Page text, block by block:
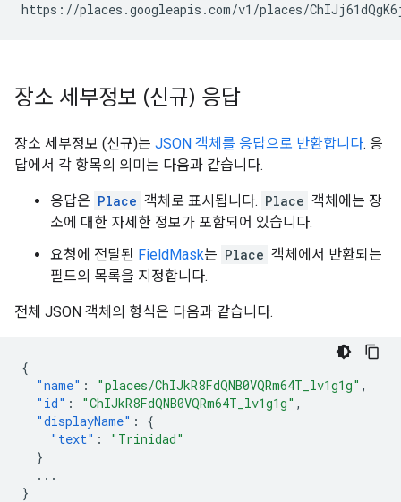
https://places.googleapis.com/v1/places/
장소 세부정보 (신규) 응답
장소 세부정보 (신규)는 JSON 객체를 응답으로 반환합니다. 응
답에서 각 항목의 의미는 다음과 같습니다.
응답은 Place 객체로 표시됩니다. Place 객체에는 장
소에 대한 자세한 정보가 포함되어 있습니다.
요청에 전달된 FieldMask는 Place 객체에서 반환되는
필드의 목록을 지정합니다.
전체 JSON 객체의 형식은 다음과 같습니다.
{
"name" : "places/ChIJkR8FdQNB0VQRm64T_lv1g1g" ,
"id" : "ChIJkR8FdQNB0VQRm64T_lv1g1g" ,
"displayName" :
{
"text" :
"Trinidad"
}
...
}